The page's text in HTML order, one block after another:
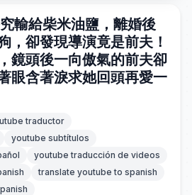
輸給柴米油鹽，離婚後
，卻發現導演竟是前夫！
鏡頭後一向傲氣的前夫卻
眼含著淚求她回頭再愛一
traductor
youtube subtítulos
youtube traducción de videos
translate youtube to spanish